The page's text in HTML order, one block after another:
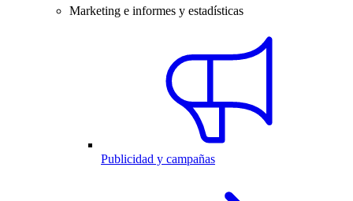
Marketing e informes y estadísticas
Publicidad y campañas